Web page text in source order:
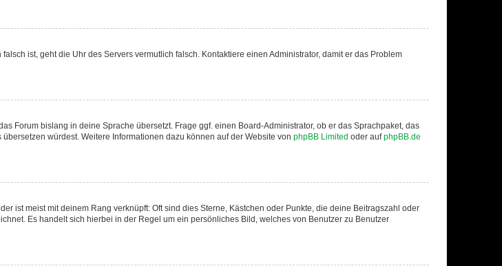
ist, geht die Uhr des Servers vermutlich falsch. Kontaktiere einen Administrator, damit er das Problem
Forum bislang in deine Sprache übersetzt. Frage ggf. einen Board-Administrator, ob er das Sprachpaket, das
würdest. Weitere Informationen dazu können auf der Website von phpBB Limited oder aufphpBB.de
ist meist mit deinem Rang verknüpft: Oft sind dies Sterne, Kästchen oder Punkte, die deine Beitragszahl oder
Es handelt sich hierbei in der Regel um ein persönliches Bild, welches von Benutzer zu Benutzer